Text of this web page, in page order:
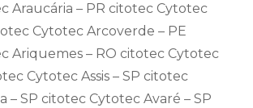
Araucária – PR citotec Cytotec
Cytotec Arcoverde – PE
Ariquemes – RO citotec Cytotec
Cytotec Assis – SP citotec
– SP citotec Cytotec Avaré – SP